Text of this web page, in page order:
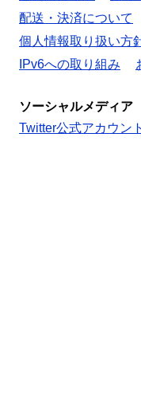
配送・決済について
個人情報取り扱い方
IPv6への取り組み
ソーシャルメディア
Twitter公式アカウント